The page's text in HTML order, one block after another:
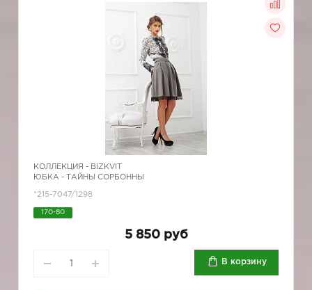
КОЛЛЕКЦИЯ - BIZKVIT
ЮБКА - ТАЙНЫ СОРБОННЫ
*215-7047/1298
170-80
5 850 руб
В корзину